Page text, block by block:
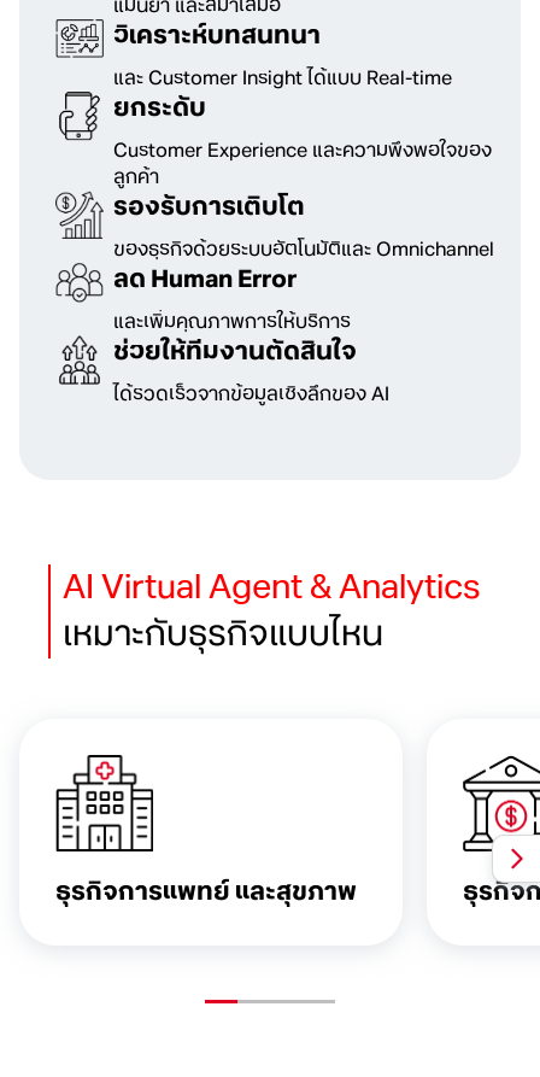
วิเคราะห์บทสนทนา
และ Customer Insight ได้แบบ Real-time
ยกระดับ
Customer Experience และความพึงพอใจของ
ลูกค้า
รองรับการเติบโต
ของธุรกิจด้วยระบบอัตโนมัติและ Omnichannel
ลด Human Error
และเพิ่มคุณภาพการให้บริการ
ช่วยให้ทีมงานตัดสินใจ
ได้รวดเร็วจากข้อมูลเชิงลึกของ AI
AI Virtual Agent & Analytics
เหมาะกับธุรกิจแบบไหน
ธุรกิจการแพทย์และสุขภาพ ธุรกิจ